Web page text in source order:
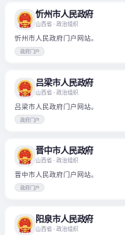
忻州市人民政府
山西省· 政治组织
忻州市人民政府门户网站。
政府门户
吕梁市人民政府
山西省· 政治组织
吕梁市人民政府门户网站。
政府门户
晋中市人民政府
山西省· 政治组织
晋中市人民政府门户网站。
政府门户
阳泉市人民政府
山西省· 政治组织